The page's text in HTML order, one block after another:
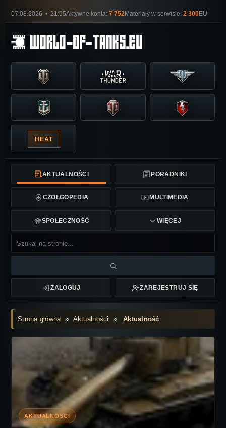
07.08.2026 • 21:55Aktywne konta: 7 752Materiały w serwisie: 2 300EU
HEAT
AKTUALNOŚCI PORADNIKI
CZOŁGOPEDIA MULTIMEDIA
SPOŁECZNOŚĆ WIĘCEJ
ZALOGUJ ZAREJESTRUJ SIĘ
Strona główna» Aktualności »Aktualność